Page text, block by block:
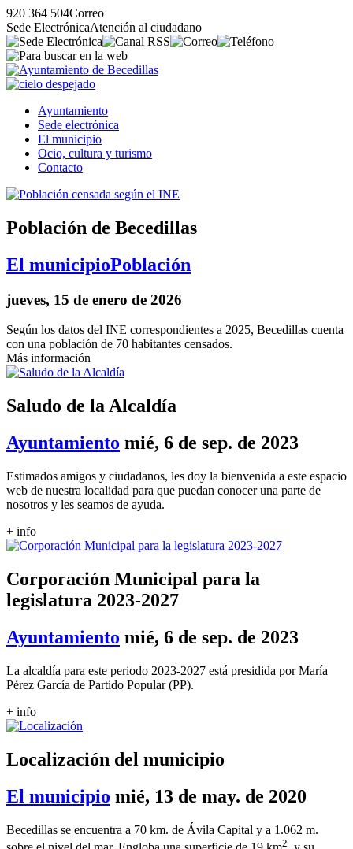
920 364 504Correo
Sede ElectrónicaAtención al ciudadano
Ayuntamiento
Sede electrónica
El municipio
Ocio, cultura y turismo
Contacto
Población de Becedillas
El municipioPoblación
jueves, 15 de enero de 2026
Según los datos del INE correspondientes a 2025, Becedillas cuenta
con una población de 70 habitantes censados.
Más información
Saludo de la Alcaldía
Ayuntamiento mié, 6 de sep. de 2023
Estimados amigos y ciudadanos, les doy la bienvenida a este espacio
web de nuestra localidad para que puedan conocer una parte de
nosotros y les seamos de ayuda.
+ info
Corporación Municipal para la
legislatura 2023-2027
Ayuntamiento mié, 6 de sep. de 2023
La alcaldía para este periodo 2023-2027 está presidida por María
Pérez García de Partido Popular (PP).
+ info
Localización del municipio
El municipio mié, 13 de may. de 2020
Becedillas se encuentra a 70 km. de Ávila Capital y a 1.062 m.
2